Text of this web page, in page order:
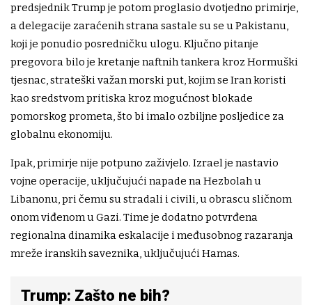
predsjednik Trump je potom proglasio dvotjedno primirje,
a delegacije zaraćenih strana sastale su se u Pakistanu,
koji je ponudio posredničku ulogu. Ključno pitanje
pregovora bilo je kretanje naftnih tankera kroz Hormuški
tjesnac, strateški važan morski put, kojim se Iran koristi
kao sredstvom pritiska kroz mogućnost blokade
pomorskog prometa, što bi imalo ozbiljne posljedice za
globalnu ekonomiju.
Ipak, primirje nije potpuno zaživjelo. Izrael je nastavio
vojne operacije, uključujući napade na Hezbolah u
Libanonu, pri čemu su stradali i civili, u obrascu sličnom
onom viđenom u Gazi. Time je dodatno potvrđena
regionalna dinamika eskalacije i međusobnog razaranja
mreže iranskih saveznika, uključujući Hamas.
Trump: Zašto ne bih?